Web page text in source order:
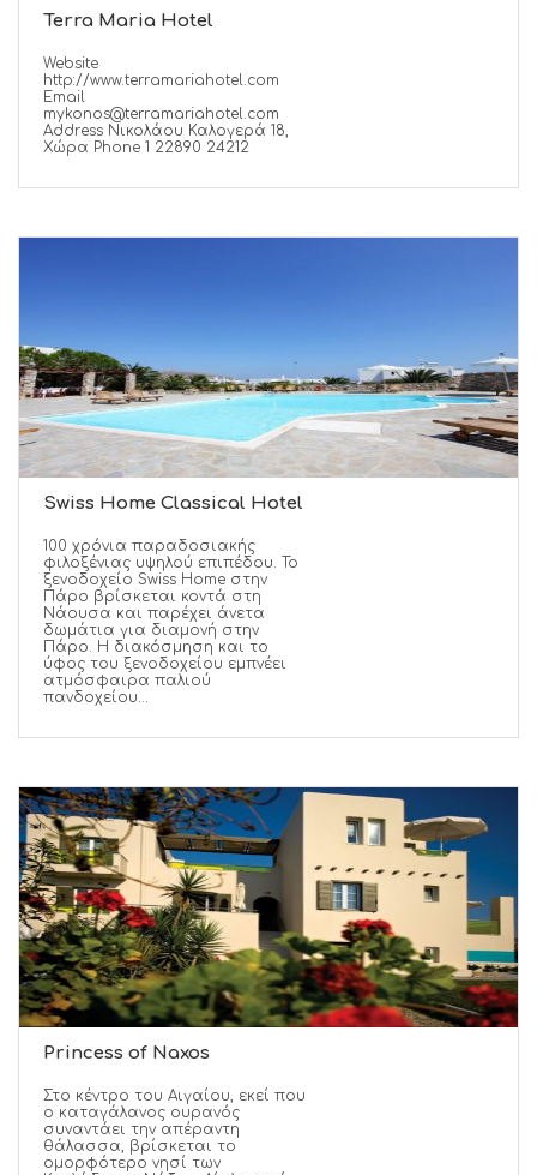
Terra Maria Hotel
Website
http://www.terramariahotel.com
Email
mykonos@terramariahotel.com
Address Νικολάου Καλογερά 18,
Χώρα Phone 1 22890 24212
Swiss Home Classical Hotel
100 χρόνια παραδοσιακής
φιλοξένιας υψηλού επιπέδου. Το
ξενοδοχείο Swiss Home στην
Πάρο βρίσκεται κοντά στη
Νάουσα και παρέχει άνετα
δωμάτια για διαμονή στην
Πάρο. Η διακόσμηση και το
ύφος του ξενοδοχείου εμπνέει
ατμόσφαιρα παλιού
πανδοχείου...
Princess of Naxos
Στο κέντρο του Αιγαίου, εκεί που
ο καταγάλανος ουρανός
συναντάει την απέραντη
θάλασσα, βρίσκεται το
ομορφότερο νησί των